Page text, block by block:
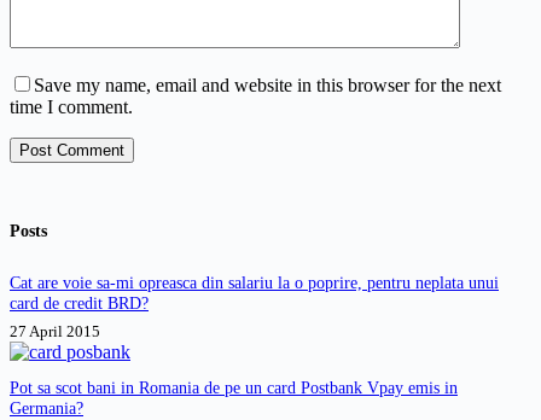
Save my name, email and website in this browser for the next
time I comment.
Post Comment
Posts
Cat are voie sa-mi opreasca din salariu la o poprire, pentru neplata unui
card de credit BRD?
27 April 2015
Pot sa scot bani in Romania de pe un card Postbank Vpay emis in
Germania?